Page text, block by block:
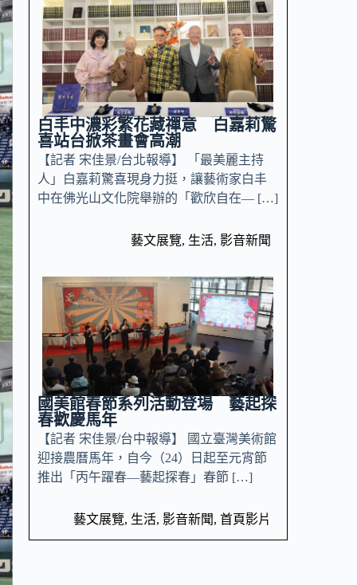
白丰中濃彩繁花藏禪意 白嘉莉驚
喜站台掀茶畫會高潮
【記者 宋佳景/台北報導】 「最美麗主持
人」白嘉莉驚喜現身力挺，讓藝術家白丰
中在佛光山文化院舉辦的「歡欣自在— […]
藝文展覽, 生活, 影音新聞
國美館春節系列活動登場 藝起探
春歡慶馬年
【記者 宋佳景/台中報導】 國立臺灣美術館
迎接農曆馬年，自今（24）日起至元宵節
推出「丙午躍春—藝起探春」春節 […]
藝文展覽, 生活, 影音新聞, 首頁影片